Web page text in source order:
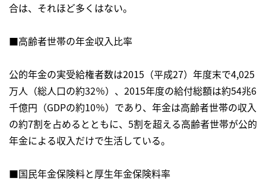
合は、それほど多くはない。
■高齢者世帯の年金収入比率
公的年金の実受給権者数は2015（平成27）年度末で4,025
万人（総人口の約32％）、2015年度の給付総額は約54兆6
千億円（GDPの約10％）であり、年金は高齢者世帯の収入
の約7割を占めるとともに、5割を超える高齢者世帯が公的
年金による収入だけで生活している。
■国民年金保険料と厚生年金保険料率